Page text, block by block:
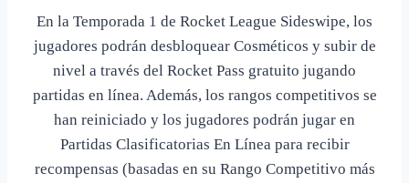
En la Temporada 1 de Rocket League Sideswipe, los
jugadores podrán desbloquear Cosméticos y subir de
nivel a través del Rocket Pass gratuito jugando
partidas en línea. Además, los rangos competitivos se
han reiniciado y los jugadores podrán jugar en
Partidas Clasificatorias En Línea para recibir
recompensas (basadas en su Rango Competitivo más